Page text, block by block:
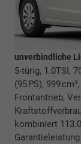
unverbindliche
5-türig, 1.0TSI,
(95 PS), 999
Frontantrieb,
kombiniert